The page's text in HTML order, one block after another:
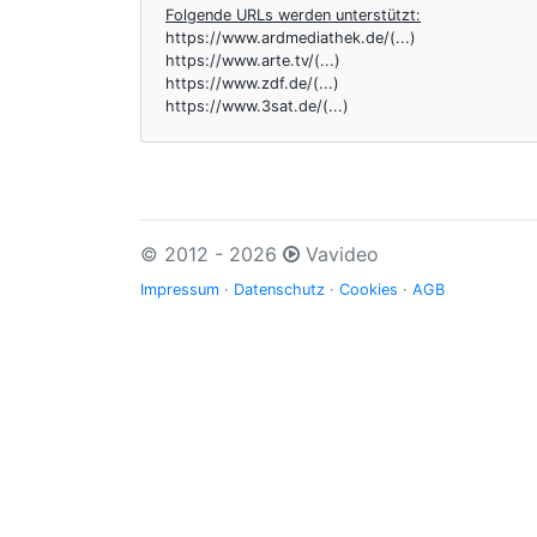
Folgende URLs werden unterstützt:
https://www.ardmediathek.de/(...)
https://www.arte.tv/(...)
https://www.zdf.de/(...)
https://www.3sat.de/(...)
© 2012 - 2026 Vavideo
Impressum · Datenschutz · Cookies · AGB